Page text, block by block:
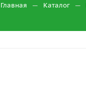
Главная — Каталог —